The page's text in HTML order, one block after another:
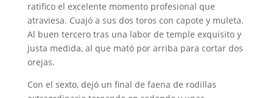
ratifico el excelente momento profesional que
atraviesa. Cuajó a sus dos toros con capote y muleta.
Al buen tercero tras una labor de temple exquisito y
justa medida, al que mató por arriba para cortar dos
orejas.
Con el sexto, dejó un final de faena de rodillas